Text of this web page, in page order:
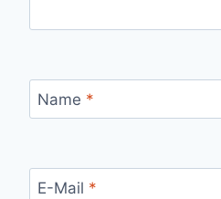
Name *
E-Mail *